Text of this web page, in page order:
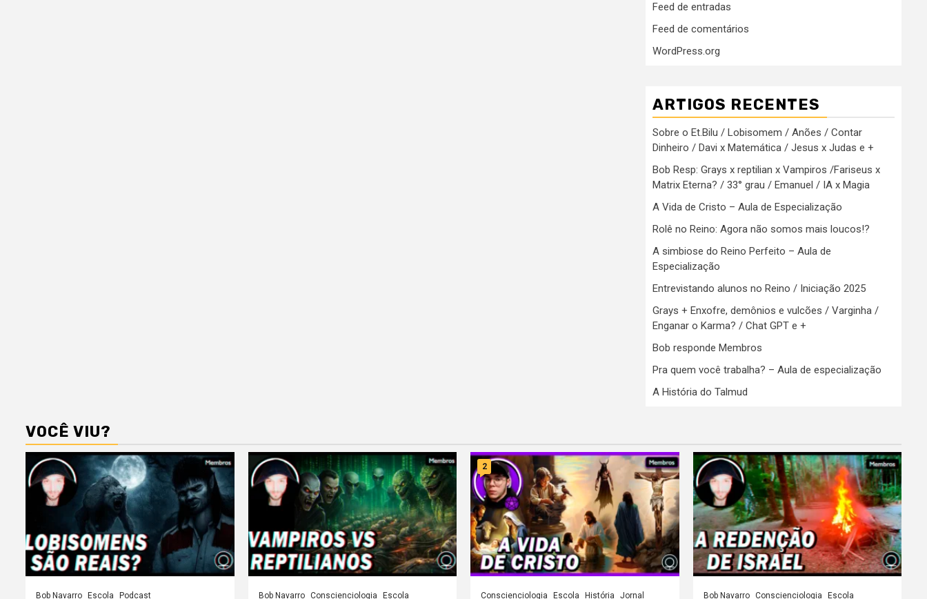
Feed de entradas
Feed de comentários
WordPress.org
ARTIGOS RECENTES
Sobre o Et.Bilu / Lobisomem / Anões / Contar
Dinheiro / Davi x Matemática / Jesus x Judas e +
Bob Resp: Grays x reptilian x Vampiros /Fariseus x
Matrix Eterna? / 33° grau / Emanuel / IA x Magia
A Vida de Cristo – Aula de Especialização
Rolê no Reino: Agora não somos mais loucos!?
A simbiose do Reino Perfeito – Aula de
Especialização
Entrevistando alunos no Reino / Iniciação 2025
Grays + Enxofre, demônios e vulcões / Varginha /
Enganar o Karma? / Chat GPT e +
Bob responde Membros
Pra quem você trabalha? – Aula de especialização
A História do Talmud
VOCÊ VIU?
Bob Navarro Escola Podcast Bob Navarro Conscienciologia Escola
2
Conscienciologia Escola História Jornal Bob Navarro Conscienciologia Escola